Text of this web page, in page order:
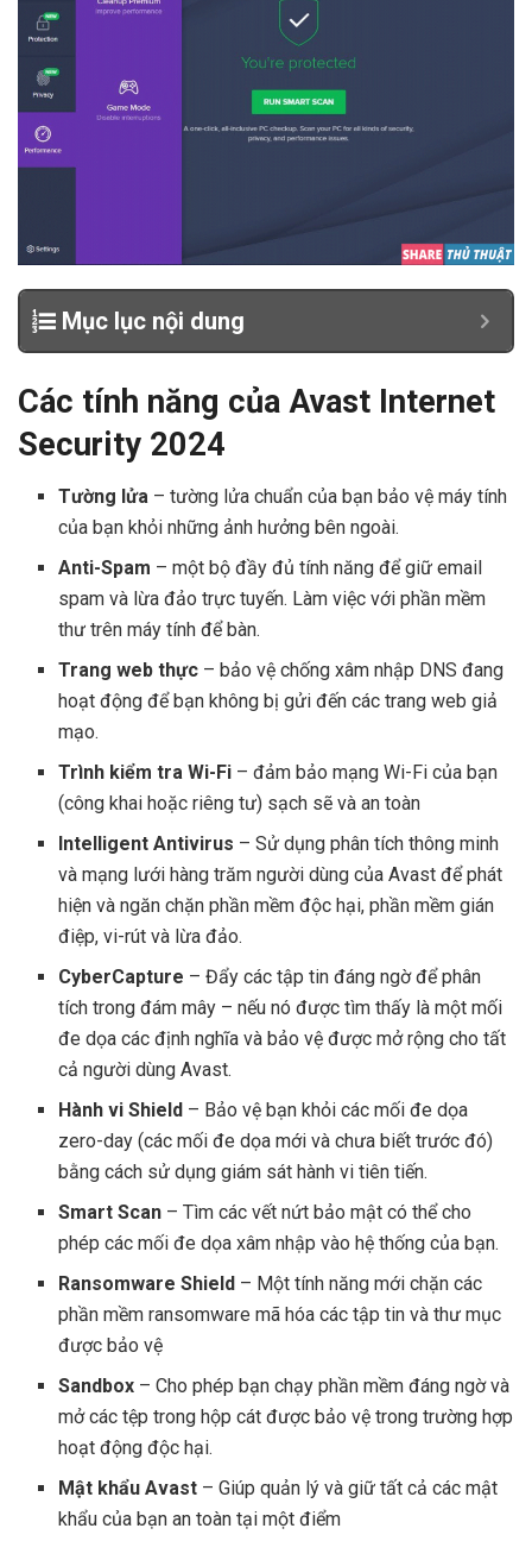
Mục lục nội dung
Các tính năng của Avast Internet
Security 2024
Tường lửa – tường lửa chuẩn của bạn bảo vệ máy tính
của bạn khỏi những ảnh hưởng bên ngoài.
Anti-Spam – một bộ đầy đủ tính năng để giữ email
spam và lừa đảo trực tuyến. Làm việc với phần mềm
thư trên máy tính để bàn.
Trang web thực – bảo vệ chống xâm nhập DNS đang
hoạt động để bạn không bị gửi đến các trang web giả
mạo.
Trình kiểm tra Wi-Fi – đảm bảo mạng Wi-Fi của bạn
(công khai hoặc riêng tư) sạch sẽ và an toàn
Intelligent Antivirus – Sử dụng phân tích thông minh
và mạng lưới hàng trăm người dùng của Avast để phát
hiện và ngăn chặn phần mềm độc hại, phần mềm gián
điệp, vi-rút và lừa đảo.
CyberCapture – Đẩy các tập tin đáng ngờ để phân
tích trong đám mây – nếu nó được tìm thấy là một mối
đe dọa các định nghĩa và bảo vệ được mở rộng cho tất
cả người dùng Avast.
Hành vi Shield – Bảo vệ bạn khỏi các mối đe dọa
zero-day (các mối đe dọa mới và chưa biết trước đó)
bằng cách sử dụng giám sát hành vi tiên tiến.
Smart Scan – Tìm các vết nứt bảo mật có thể cho
phép các mối đe dọa xâm nhập vào hệ thống của bạn.
Ransomware Shield – Một tính năng mới chặn các
phần mềm ransomware mã hóa các tập tin và thư mục
được bảo vệ
Sandbox – Cho phép bạn chạy phần mềm đáng ngờ và
mở các tệp trong hộp cát được bảo vệ trong trường hợp
hoạt động độc hại.
Mật khẩu Avast – Giúp quản lý và giữ tất cả các mật
khẩu của bạn an toàn tại một điểm